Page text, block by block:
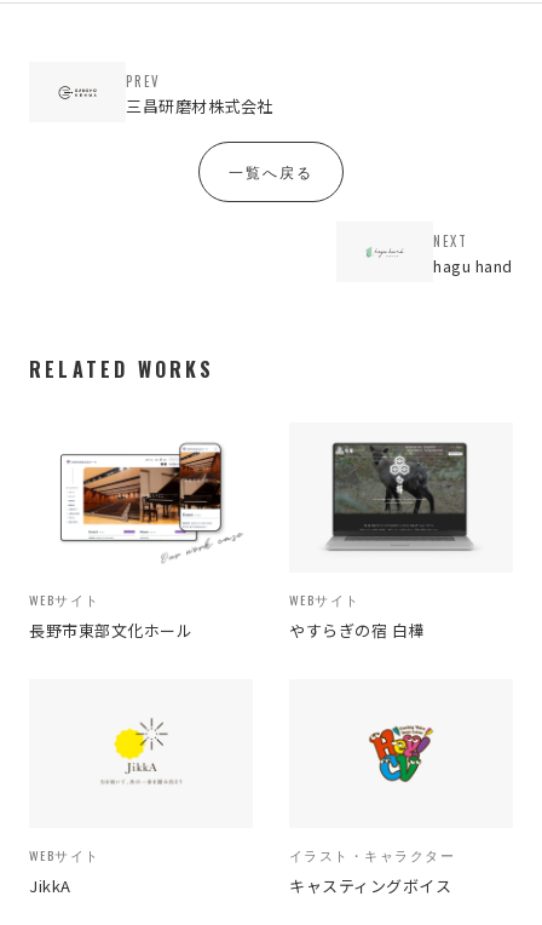
PREV
三昌研磨材株式会社
一覧へ戻る
NEXT
hagu hand
RELATED WORKS
WEBサイト
長野市東部文化ホール
WEBサイト
やすらぎの宿 白樺
WEBサイト
JikkA
イラスト・キャラクター
キャスティングボイス